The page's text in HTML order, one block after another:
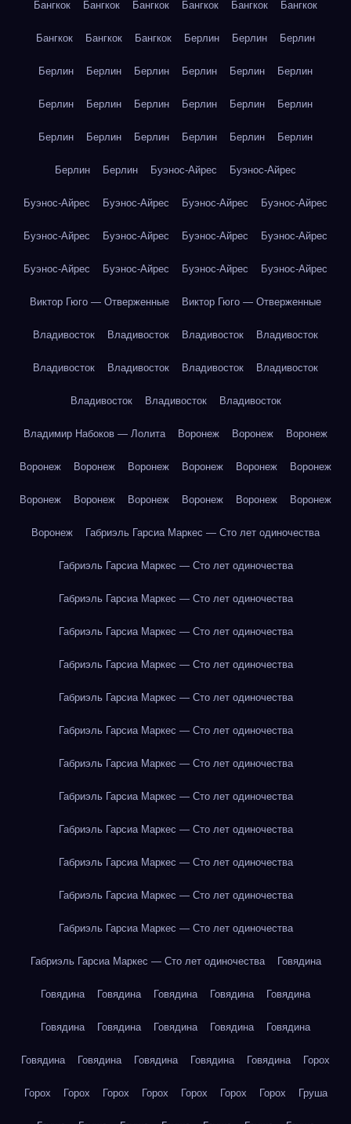
Бангкок Бангкок Бангкок Бангкок Бангкок Бангкок
Бангкок Бангкок Бангкок Берлин Берлин Берлин
Берлин Берлин Берлин Берлин Берлин Берлин
Берлин Берлин Берлин Берлин Берлин Берлин
Берлин Берлин Берлин Берлин Берлин Берлин
Берлин Берлин Буэнос-Айрес Буэнос-Айрес
Буэнос-Айрес Буэнос-Айрес Буэнос-Айрес Буэнос-Айрес
Буэнос-Айрес Буэнос-Айрес Буэнос-Айрес Буэнос-Айрес
Буэнос-Айрес Буэнос-Айрес Буэнос-Айрес Буэнос-Айрес
Виктор Гюго — Отверженные Виктор Гюго — Отверженные
Владивосток Владивосток Владивосток Владивосток
Владивосток Владивосток Владивосток Владивосток
Владивосток Владивосток Владивосток
Владимир Набоков — Лолита Воронеж Воронеж Воронеж
Воронеж Воронеж Воронеж Воронеж Воронеж Воронеж
Воронеж Воронеж Воронеж Воронеж Воронеж Воронеж
Воронеж Габриэль Гарсиа Маркес — Сто лет одиночества
Габриэль Гарсиа Маркес — Сто лет одиночества
Габриэль Гарсиа Маркес — Сто лет одиночества
Габриэль Гарсиа Маркес — Сто лет одиночества
Габриэль Гарсиа Маркес — Сто лет одиночества
Габриэль Гарсиа Маркес — Сто лет одиночества
Габриэль Гарсиа Маркес — Сто лет одиночества
Габриэль Гарсиа Маркес — Сто лет одиночества
Габриэль Гарсиа Маркес — Сто лет одиночества
Габриэль Гарсиа Маркес — Сто лет одиночества
Габриэль Гарсиа Маркес — Сто лет одиночества
Габриэль Гарсиа Маркес — Сто лет одиночества
Габриэль Гарсиа Маркес — Сто лет одиночества
Габриэль Гарсиа Маркес — Сто лет одиночества Говядина
Говядина Говядина Говядина Говядина Говядина
Говядина Говядина Говядина Говядина Говядина
Говядина Говядина Говядина Говядина Говядина Горох
Горох Горох Горох Горох Горох Горох Горох Груша